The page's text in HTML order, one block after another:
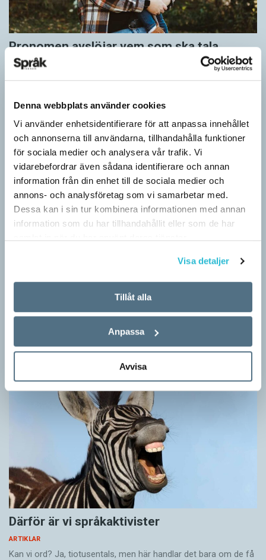
Denna webbplats använder cookies
Vi använder enhetsidentifierare för att anpassa innehållet
och annonserna till användarna, tillhandahålla funktioner
för sociala medier och analysera vår trafik. Vi
vidarebefordrar även sådana identifierare och annan
information från din enhet till de sociala medier och
annons- och analysföretag som vi samarbetar med.
Dessa kan i sin tur kombinera informationen med annan
information som du har tillhandahållit eller som de har
Visa detaljer
Tillåt alla
Anpassa
Avvisa
Pronomen avslöjar vem som ska tala
ARTIKLAR
Vid två års ålder har barn begränsad förståelse för
i turtagning i samtal. Förmågan utvecklas ytterligare i takt med…
Hundfiskare vill få någon på kroken
Fråga: Jag har hört om catfishing, men nu har jag sett
dogfishing användas om folks profiler på dejtningappar också.
Vad betyder det? Jona Svar: Både…
Därför är vi språkaktivister
ARTIKLAR
Kan vi ord? Ja, tiotusentals, men här handlar det bara om de få